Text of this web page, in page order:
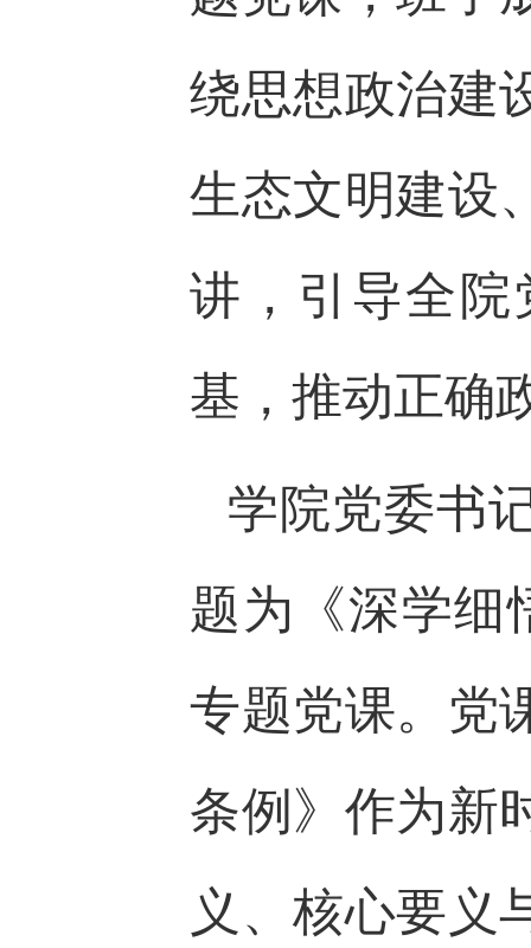
绕思想政治建
生态文明建设
讲，引导全院
基，推动正确
学院党委书
题为《深学细
专题党课。党
条例》作为新
义、核心要义